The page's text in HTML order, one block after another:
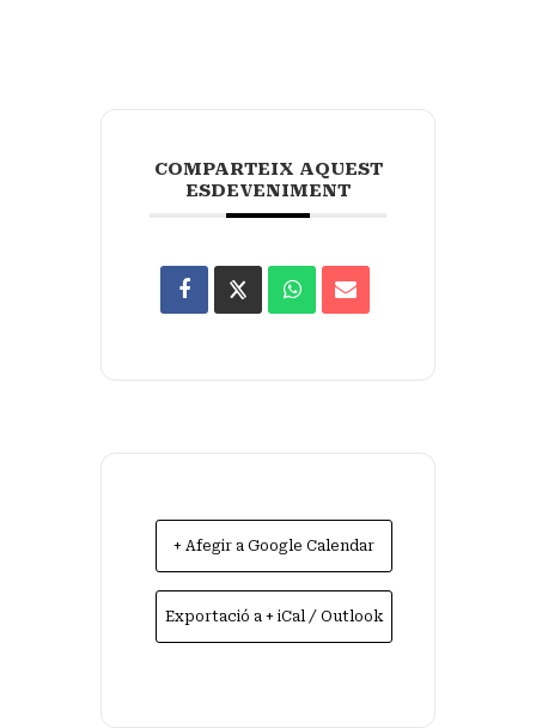
COMPARTEIX AQUEST
ESDEVENIMENT
+ Afegir a Google Calendar
Exportació a + iCal / Outlook